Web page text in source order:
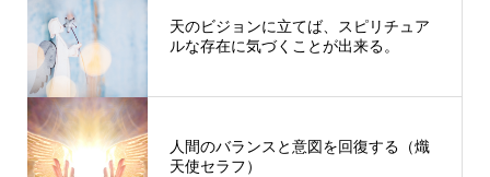
天のビジョンに立てば、スピリチュア
ルな存在に気づくことが出来る。
人間のバランスと意図を回復する（熾
天使セラフ）